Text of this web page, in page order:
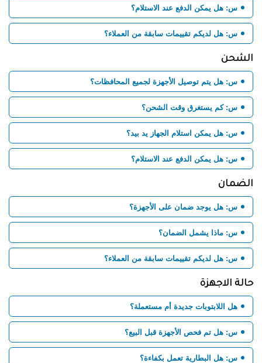
س: هل يمكن الدفع عند الاستلام؟
س: هل لديكم تقييمات سابقة من العملاء؟
الشحن
س: هل يتم توصيل الأجهزة لجميع المحافظات؟
س: كم يستغرق وقت الشحن؟
س: هل يمكن استلام الجهاز يد بيد؟
س: هل يمكن الدفع عند الاستلام؟
الضمان
س: هل يوجد ضمان على الأجهزة؟
س: ماذا يشمل الضمان؟
س: هل لديكم تقييمات سابقة من العملاء؟
حالة الاجهزة
هل اللابتوبات جديدة أم مستعملة؟
س: هل تم فحص الأجهزة قبل البيع؟
س: هل البطارية تعمل بكفاءة؟